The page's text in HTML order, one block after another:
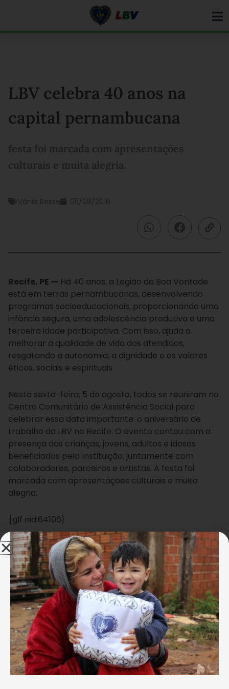
LBV celebra 40 anos na
capital pernambucana
festa foi marcada com apresentações
culturais e muita alegria.
Vânia Besse 05/08/2016
Recife, PE — Há 40 anos, a Legião da Boa Vontade
está em terras pernambucanas, desenvolvendo
programas socioeducacionais, proporcionando uma
infância segura, uma adolescência produtiva e uma
terceira idade participativa. Com isso, ajuda a
melhorar a qualidade de vida dos atendidos,
resgatando a autonomia, a dignidade e os valores
éticos, sociais e espirituais.
Nesta sexta-feira, 5 de agosto, todos se reuniram no
Centro Comunitário de Assistência Social para
celebrar essa data importante: o aniversário de
trabalho da LBV no Recife. O evento contou com a
presença das crianças, jovens, adultos e idosos
beneficiados pela Instituição, juntamente com
colaboradores, parceiros e artistas. A festa foi
marcada com apresentações culturais e muita
alegria.
{glf nid:64106}
A terceira idade é bem assistida e amparada na
Instituição. São centenas de idosos que integram o
programa Vida Plena. Eles participam de atividades
físicas, artesanais e são empoderados com
palestras sobre os direitos e deveres do Estatuto do
Idoso. A sra. Edith Correia, 75 anos, comenta que a
LBV faz parte da vida dela há duas décadas. “Como
sou feliz na LBV. Meus netos foram assistidos por
ela, eu participo das atividades dos idosos. Nós
participamos de passeios, de atividades
esportivas e artesanatos. E digo: adoro as